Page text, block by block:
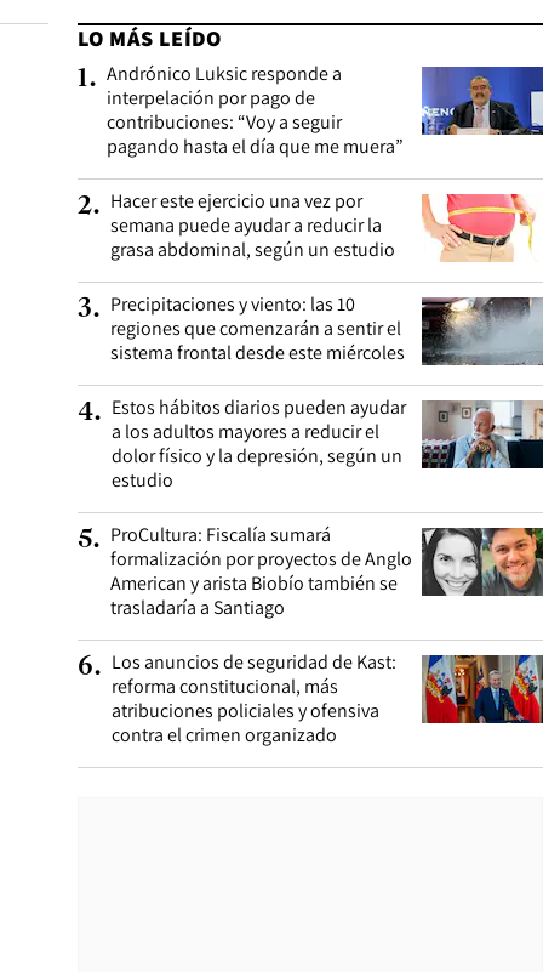
LO MÁS LEÍDO
1. Andrónico Luksic responde a
interpelación por pago de
contribuciones: “Voy a seguir
pagando hasta el día que me muera”
2. Hacer este ejercicio una vez por
semana puede ayudar a reducir la
grasa abdominal, según un estudio
3. Precipitaciones y viento: las 10
regiones que comenzarán a sentir el
sistema frontal desde este miércoles
4. Estos hábitos diarios pueden ayudar
a los adultos mayores a reducir el
dolor físico y la depresión, según un
estudio
5. ProCultura: Fiscalía sumará
formalización por proyectos de Anglo
American y arista Biobío también se
trasladaría a Santiago
6. Los anuncios de seguridad de Kast:
reforma constitucional, más
atribuciones policiales y ofensiva
contra el crimen organizado